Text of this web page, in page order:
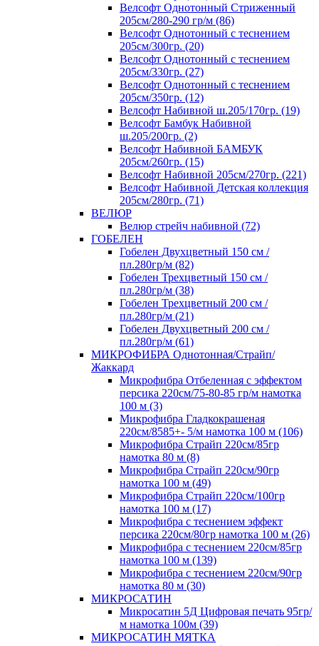
Велсофт Однотонный Стриженный
205см/280-290 гр/м (86)
Велсофт Однотонный с теснением
205см/300гр. (20)
Велсофт Однотонный с теснением
205см/330гр. (27)
Велсофт Однотонный с теснением
205см/350гр. (12)
Велсофт Набивной ш.205/170гр. (19)
Велсофт Бамбук Набивной
ш.205/200гр. (2)
Велсофт Набивной БАМБУК
205см/260гр. (15)
Велсофт Набивной 205см/270гр. (221)
Велсофт Набивной Детская коллекция
205см/280гр. (71)
ВЕЛЮР
Велюр стрейч набивной (72)
ГОБЕЛЕН
Гобелен Двухцветный 150 см /
пл.280гр/м (82)
Гобелен Трехцветный 150 см /
пл.280гр/м (38)
Гобелен Трехцветный 200 см /
пл.280гр/м (21)
Гобелен Двухцветный 200 см /
пл.280гр/м (61)
МИКРОФИБРА Однотонная/Страйп/
Жаккард
Микрофибра Отбеленная с эффектом
персика 220см/75-80-85 гр/м намотка
100 м (3)
Микрофибра Гладкокрашеная
220см/8585+- 5/м намотка 100 м (106)
Микрофибра Страйп 220см/85гр
намотка 80 м (8)
Микрофибра Страйп 220см/90гр
намотка 100 м (49)
Микрофибра Страйп 220см/100гр
намотка 100 м (17)
Микрофибра с теснением эффект
персика 220см/80гр намотка 100 м (26)
Микрофибра с теснением 220см/85гр
намотка 100 м (139)
Микрофибра с теснением 220см/90гр
намотка 80 м (30)
МИКРОСАТИН
Микросатин 5Д Цифровая печать 95гр/
м намотка 100м (39)
МИКРОСАТИН МЯТКА